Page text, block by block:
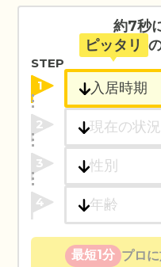
約7秒
ピッタリ
STEP
1
2
3
4
最短1分 プロ